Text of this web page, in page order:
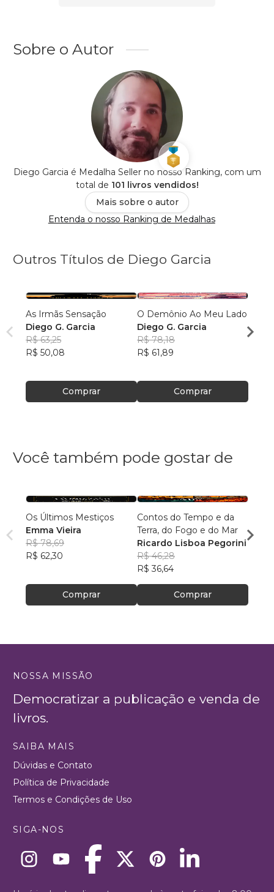
Sobre o Autor
Diego Garcia é Medalha Seller no nosso Ranking, com um
total de 101 livros vendidos!
Mais sobre o autor
Entenda o nosso Ranking de Medalhas
Outros Títulos de Diego Garcia
As Irmãs Sensação
Diego G. Garcia
R$ 63,25
R$ 50,08
Comprar
O Demônio Ao Meu Lado
Diego G. Garcia
R$ 78,18
R$ 61,89
Comprar
R$
Você também pode gostar de
Os Últimos Mestiços
Emma Vieira
R$ 78,69
R$ 62,30
Comprar
Contos do Tempo e da
Terra, do Fogo e do Mar
Ricardo Lisboa Pegorini
R$ 46,28
R$ 36,64
Comprar
NOSSA MISSÃO
Democratizar a publicação e venda de
livros.
SAIBA MAIS
Dúvidas e Contato
Política de Privacidade
Termos e Condições de Uso
SIGA-NOS